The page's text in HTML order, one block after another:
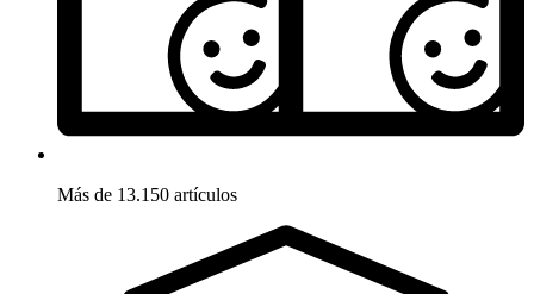
Más de 13.150 artículos